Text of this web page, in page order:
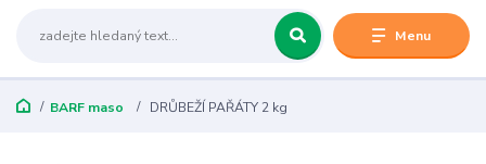
Menu
BARF maso DRŮBEŽÍ PAŘÁTY 2 kg